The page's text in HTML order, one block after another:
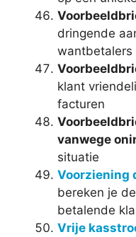
dringende
wantbetalers
klant
facturen
vanwege
situatie
Voorziening
bereken je
betalende
Vrije